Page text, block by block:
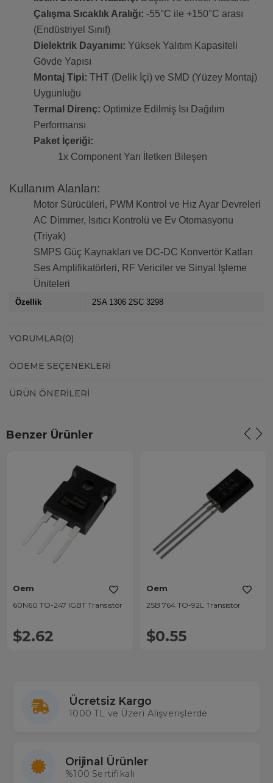
Çalışma Sıcaklık Aralığı: -55°C ile +150°C arası
(Endüstriyel Sınıf)
Dielektrik Dayanımı: Yüksek Yalıtım Kapasiteli
Gövde Yapısı
Montaj Tipi: THT (Delik İçi) ve SMD (Yüzey Montaj)
Uygunluğu
Termal Direnç: Optimize Edilmiş Isı Dağılım
Performansı
Paket İçeriği:
1x Component Yarı İletken Bileşen
Kullanım Alanları:
Motor Sürücüleri, PWM Kontrol ve Hız Ayar Devreleri
AC Dimmer, Isıtıcı Kontrolü ve Ev Otomasyonu
(Triyak)
SMPS Güç Kaynakları ve DC-DC Konvertör Katları
Ses Amplifikatörleri, RF Vericiler ve Sinyal İşleme
Üniteleri
Özellik 2SA 1306 2SC 3298
YORUMLAR(0)
ÖDEME SEÇENEKLERI
ÜRÜN ÖNERILERI
Benzer Ürünler
Oem
60N60 TO-247 IGBT Transistör
$2.62
Oem
2SB 764 TO-92L Transistör
$0.55
Ücretsiz Kargo
1000 TL ve Üzeri Alışverişlerde
Orijinal Ürünler
%100 Sertifikalı